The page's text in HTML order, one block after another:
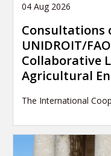
04 Aug 2026
Consultations
UNIDROIT/
Collaborative
Agricultural
The International